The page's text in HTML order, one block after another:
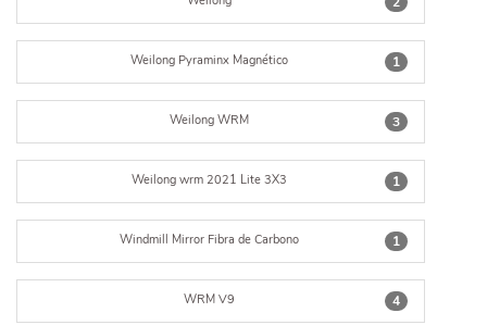
1
Weilong Pyraminx Magnético
3
Weilong WRM
1
Weilong wrm 2021 Lite 3X3
1
Windmill Mirror Fibra de Carbono
4
WRM V9